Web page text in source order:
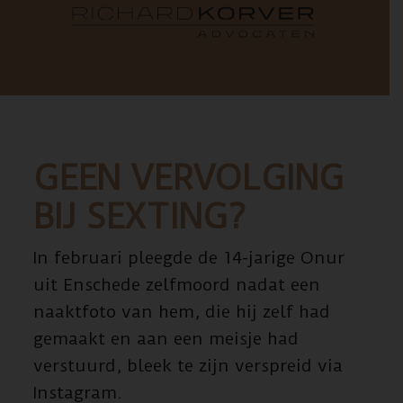
GEEN VERVOLGING
BIJ SEXTING?
In februari pleegde de 14-jarige Onur
uit Enschede zelfmoord nadat een
naaktfoto van hem, die hij zelf had
gemaakt en aan een meisje had
verstuurd, bleek te zijn verspreid via
Instagram.